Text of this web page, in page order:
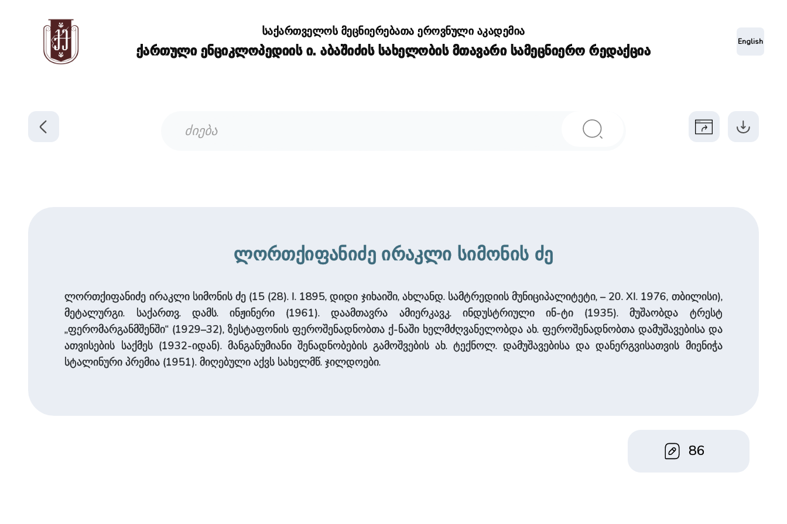
საქართველოს მეცნიერებათა ეროვნული აკადემია
ქართული ენციკლოპედიის ი. აბაშიძის სახელობის მთავარი სამეცნიერო რედაქცია
English
ლორთქიფანიძე ირაკლი სიმონის ძე
ლორთქიფანიძე ირაკლი სიმონის ძე (15 (28). I. 1895, დიდი ჯიხაიში, ახლანდ. სამტრედიის მუნიციპალიტეტი, – 20. XI. 1976, თბილისი),
მეტალურგი. საქართვ. დამს. ინჟინერი (1961). დაამთავრა ამიერკავკ. ინდუსტრიული ინ-ტი (1935). მუშაობდა ტრესტ
,,ფერომარგანმშენში“ (1929–32), ზესტაფონის ფეროშენადნობთა ქ-ნაში ხელმძღვანელობდა ახ. ფეროშენადნობთა დამუშავებისა და
ათვისების საქმეს (1932-იდან). მანგანუმიანი შენადნობების გამოშვების ახ. ტექნოლ. დამუშავებისა და დანერგვისათვის მიენიჭა
სტალინური პრემია (1951). მიღებული აქვს სახელმწ. ჯილდოები.
86